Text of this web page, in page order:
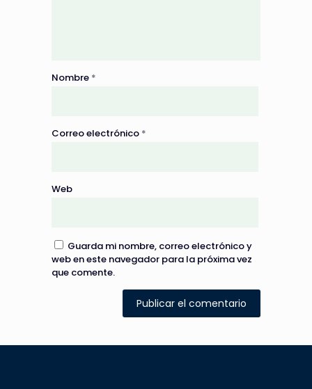
Nombre *
Correo electrónico *
Web
Guarda mi nombre, correo electrónico y
web en este navegador para la próxima vez
que comente.